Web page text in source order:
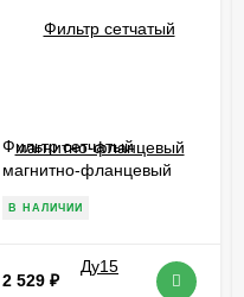
Фильтр сетчатый
магнитно-фланцевый
В НАЛИЧИИ
2 529 ₽